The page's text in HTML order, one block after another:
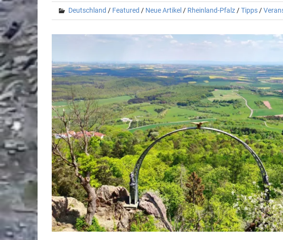
Deutschland / Featured / Neue Artikel / Rheinland-Pfalz/Tipps/